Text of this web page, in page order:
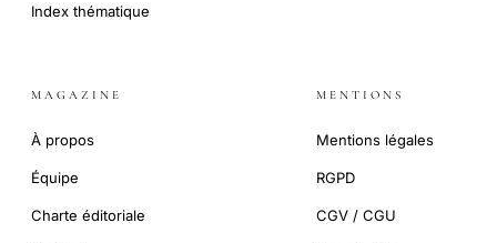
Index thématique
MAGAZINE
À propos
Équipe
Charte éditoriale
MENTIONS
Mentions légales
RGPD
CGV / CGU